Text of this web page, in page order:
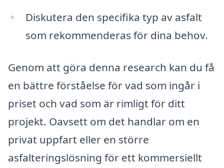
Diskutera den specifika typ av asfalt
som rekommenderas för dina behov.
Genom att göra denna research kan du få
en bättre förståelse för vad som ingår i
priset och vad som är rimligt för ditt
projekt. Oavsett om det handlar om en
privat uppfart eller en större
asfalteringslösning för ett kommersiellt